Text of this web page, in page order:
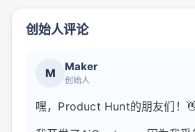
创始人评论
M Maker
创始人
嘿，Product Hunt的朋友们！